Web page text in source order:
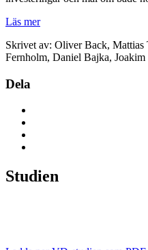
Läs mer
Skrivet av: Oliver Back, Mattias
Fernholm, Daniel Bajka,
Dela
Studien